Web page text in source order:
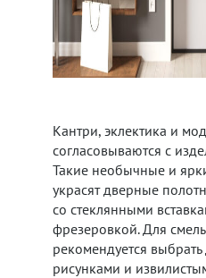
Кантри, эклектика и
согласовываются с
Такие необычные и
украсят дверные
со стеклянными
фрезеровкой. Для
рекомендуется
рисунками и